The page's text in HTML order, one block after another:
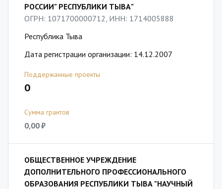
РОССИИ" РЕСПУБЛИКИ ТЫВА"
ОГРН: 1071700000712, ИНН: 1714005888
Республика Тыва
Дата регистрации организации: 14.12.2007
Поддержанные проекты
0
Сумма грантов
0,00 ₽
ОБЩЕСТВЕННОЕ УЧРЕЖДЕНИЕ
ДОПОЛНИТЕЛЬНОГО ПРОФЕССИОНАЛЬНОГО
ОБРАЗОВАНИЯ РЕСПУБЛИКИ ТЫВА "НАУЧНЫЙ